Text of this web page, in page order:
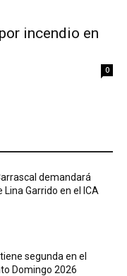
incendio en
0
demandará
Garrido en el ICA
segunda en el
Domingo 2026